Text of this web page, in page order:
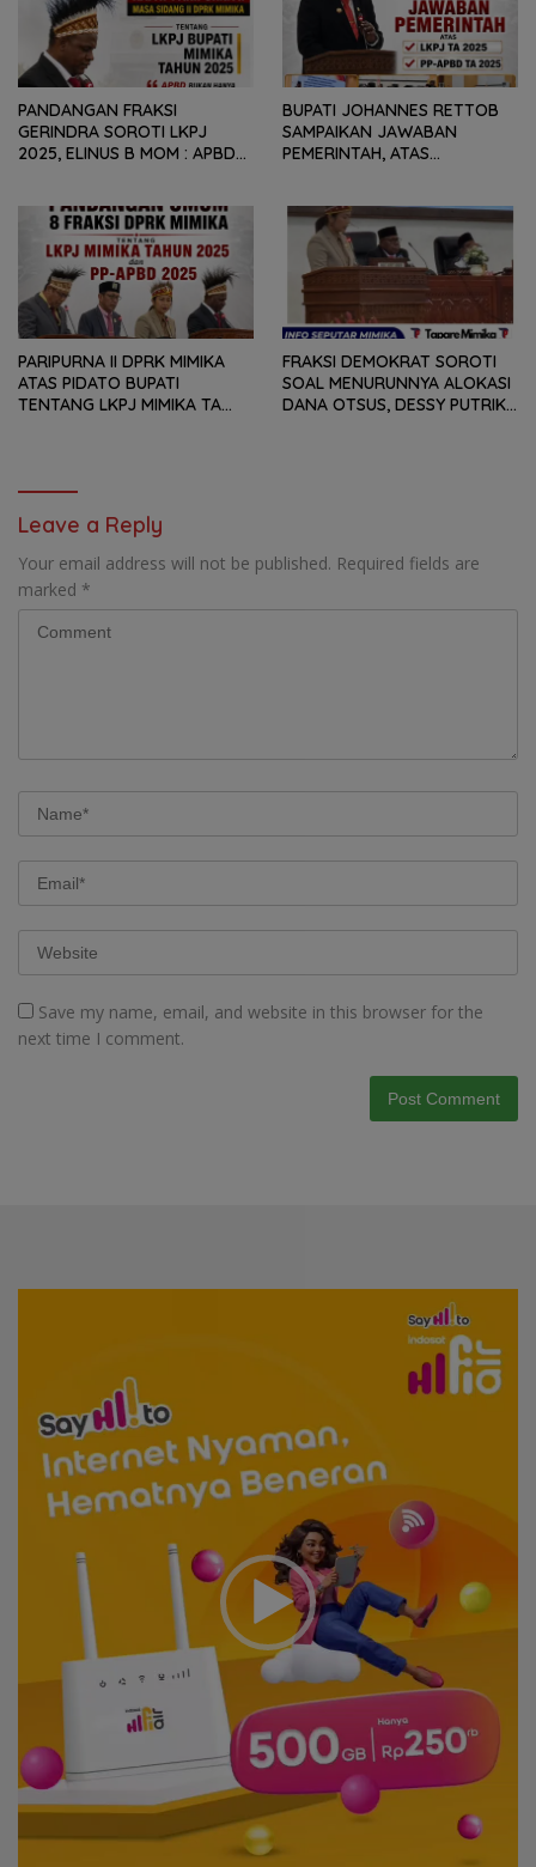
PANDANGAN FRAKSI
GERINDRA SOROTI LKPJ
2025, ELINUS B MOM : APBD
TETAPI SEJAUH MANA
MAMPU MENJAWAB
KEBUTUHAN MASYARAKAT
BUPATI JOHANNES RETTOB
SAMPAIKAN JAWABAN
PEMERINTAH, ATAS
DAN RANPERDA PP- APBD
TAHUN ANGGARAN 2025
PARIPURNA II DPRK MIMIKA
ATAS PIDATO BUPATI
TENTANG LKPJ MIMIKA TA
FRAKSI DEMOKRAT SOROTI
SOAL MENURUNNYA ALOKASI
DANA OTSUS, DESSY PUTRIKA
Leave a Reply
Your email address will not be published. Required fields are
marked *
Save my name, email, and website in this browser for the
next time I comment.